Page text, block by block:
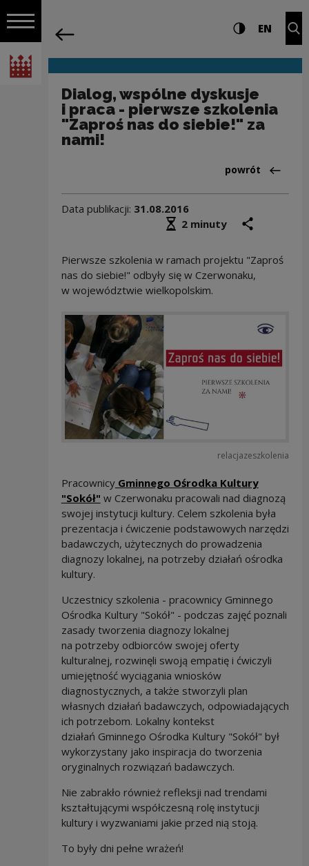
Włącz nawigację
Narodowe Centrum Kultury
Nawigacja Ustawienia i Wysoki
EN
Dialog, wspólne dyskusje
i praca - pierwsze szkolenia
"Zaproś nas do siebie!" za
nami!
Powrót
powrót
Data publikacji: 31.08.2016
Średni czas czytania
2 minuty
Pierwsze szkolenia w ramach projektu "Zaproś
nas do siebie!" odbyły się w Czerwonaku,
w województwie wielkopolskim.
relacjazeszkolenia
PracownicyGminnego Ośrodka Kultury
"Sokół" w Czerwonaku pracowali nad diagnozą
swojej instytucji kultury. Celem szkolenia była
prezentacja i ćwiczenie podstawowych narzędzi
badawczych, użytecznych do prowadzenia
diagnozy lokalnej, na potrzeby działań ośrodka
kultury.
Uczestnicy szkolenia - pracownicy Gminnego
Ośrodka Kultury "Sokół" - podczas zajęć poznali
zasady tworzenia diagnozy lokalnej
na potrzeby odbiorców swojej oferty
kulturalnej, rozwinęli swoją empatię i ćwiczyli
umiejętność wyciągania wniosków
diagnostycznych, a także stworzyli plan
własnych działań badawczych, odpowiadających
ich potrzebom. Lokalny kontekst
działań Gminnego Ośrodka Kultury "Sokół" był
wykorzystany jako inspiracja do tworzenia
oryginalnych rozwiązań badawczych.
Nie zabrakło również refleksji nad trendami
kształtującymi współczesną rolę instytucji
kultury i wyzwaniami jakie przed nią stoją.
To były dni pełne wrażeń!